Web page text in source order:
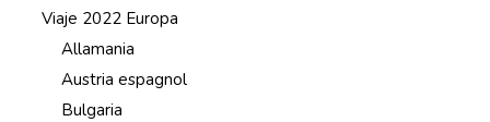
Viaje 2022 Europa
Allamania
Austria espagnol
Bulgaria